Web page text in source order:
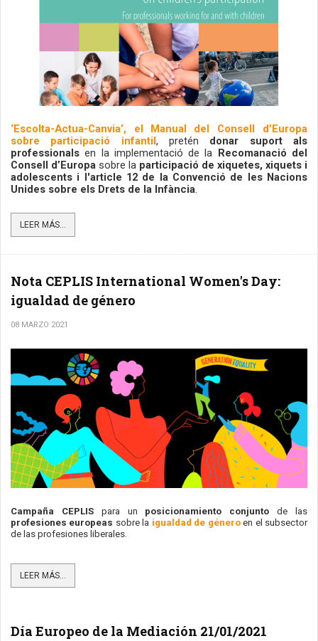
‘Escolta-Actua-Canvia’, el
Manual del Consell d’Europa
sobre participació infantil, pretén donar suport als
professionals en la implementació de la Recomanació del
Consell d’Europa sobre la participació de xiquetes, xiquets i
adolescents i l'article 12 de la Convenció de les Nacions
Unides sobre els Drets de la Infància.
LEER MÁS...
Nota CEPLIS International Women's Day:
igualdad de género
08 MARZO 2021
Campaña CEPLIS para un posicionamiento conjunto de las
profesiones europeas sobre la igualdad de género en el subsector
de las profesiones liberales.
LEER MÁS...
Día Europeo de la Mediación 21/01/2021